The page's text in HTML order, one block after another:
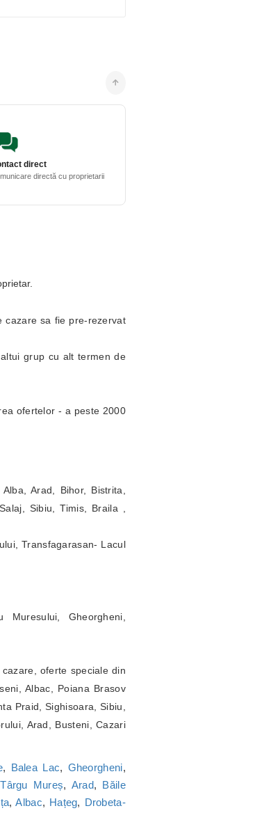
direct
directă cu proprietarii
cazare sa fie pre-rezervat
grup cu alt termen de
ofertelor - a peste 2000
Arad, Bihor, Bistrita,
Sibiu, Timis, Braila ,
Transfagarasan- Lacul
Muresului, Gheorgheni,
oferte speciale din
Albac, Poiana Brasov
Praid, Sighisoara, Sibiu,
Arad, Busteni, Cazari
, Balea Lac, Gheorgheni,
Târgu Mureș, Arad, Băile
,Albac, Hațeg, Drobeta-